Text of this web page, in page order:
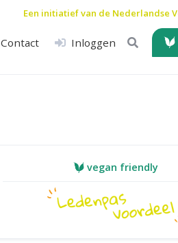
Een initiatief van de Nederlandse
Contact Inloggen
vegan friendly